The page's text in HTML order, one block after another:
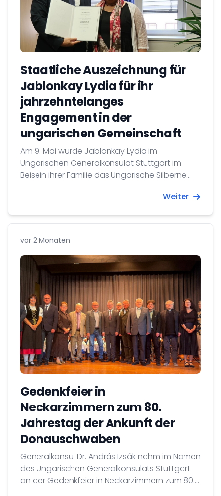
Staatliche Auszeichnung für
Jablonkay Lydia für ihr
jahrzehntelanges
Engagement in der
ungarischen Gemeinschaft
Am 9. Mai wurde Jablonkay Lydia im
Ungarischen Generalkonsulat Stuttgart im
Beisein ihrer Familie das Ungarische Silberne
Präsidenten der Republik Ungarn verliehen
Weiter
vor 2 Monaten
Gedenkfeier in
Neckarzimmern zum 80.
Jahrestag der Ankunft der
Donauschwaben
Generalkonsul Dr. András Izsák nahm im Namen
des Ungarischen Generalkonsulats Stuttgart
an der Gedenkfeier in Neckarzimmern zum 80.